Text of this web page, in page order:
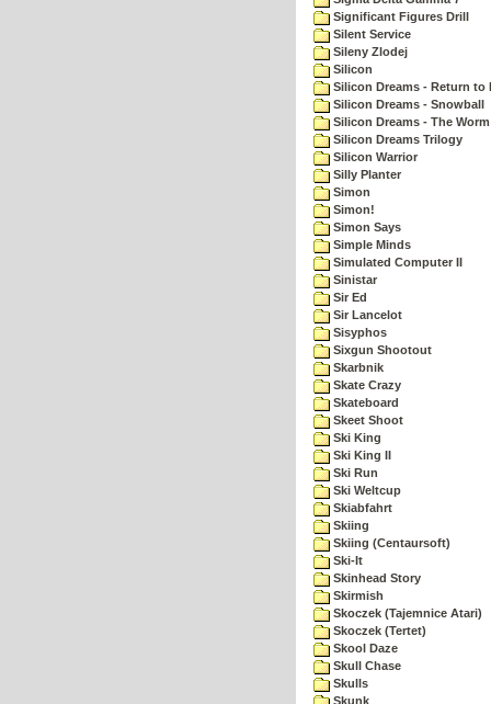
Significant Figures Drill
Silent Service
Sileny Zlodej
Silicon
Silicon Dreams - Return to
Silicon Dreams - Snowball
Silicon Dreams - The
Silicon Dreams Trilogy
Silicon Warrior
Silly Planter
Simon
Simon!
Simon Says
Simple Minds
Simulated Computer II
Sinistar
Sir Ed
Sir Lancelot
Sisyphos
Sixgun Shootout
Skarbnik
Skate Crazy
Skateboard
Skeet Shoot
Ski King
Ski King II
Ski Run
Ski Weltcup
Skiabfahrt
Skiing
Skiing (Centaursoft)
Ski-It
Skinhead Story
Skirmish
Skoczek (Tajemnice Atari)
Skoczek (Tertet)
Skool Daze
Skull Chase
Skulls
Skunk